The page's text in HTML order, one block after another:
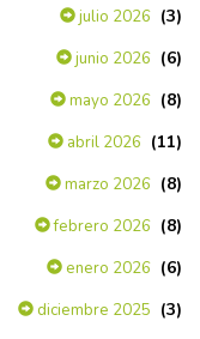
julio 2026 (3)
junio 2026 (6)
mayo 2026 (8)
abril 2026 (11)
marzo 2026 (8)
febrero 2026 (8)
enero 2026 (6)
diciembre 2025 (3)